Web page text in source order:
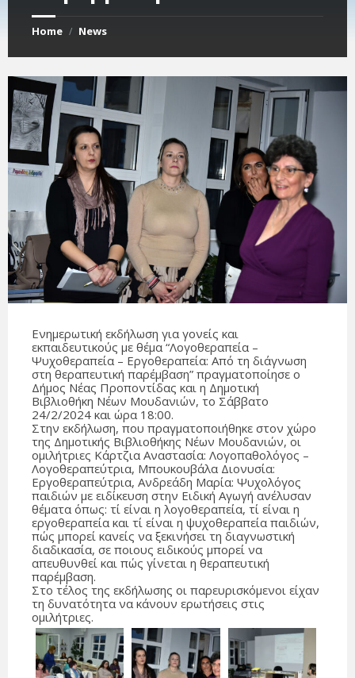
Home / News
Ενημερωτική εκδήλωση για γονείς και
εκπαιδευτικούς με θέμα “Λογοθεραπεία –
Ψυχοθεραπεία – Εργοθεραπεία: Από τη διάγνωση
στη θεραπευτική παρέμβαση” πραγματοποίησε ο
Δήμος Νέας Προποντίδας και η Δημοτική
Βιβλιοθήκη Νέων Μουδανιών, το Σάββατο
24/2/2024 και ώρα 18:00.
Στην εκδήλωση, που πραγματοποιήθηκε στον χώρο
της Δημοτικής Βιβλιοθήκης Νέων Μουδανιών, οι
ομιλήτριες Κάρτζια Αναστασία: Λογοπαθολόγος –
Λογοθεραπεύτρια, Μπουκουβάλα Διονυσία:
Εργοθεραπεύτρια, Ανδρεάδη Μαρία: Ψυχολόγος
παιδιών με ειδίκευση στην Ειδική Αγωγή ανέλυσαν
θέματα όπως: τί είναι η λογοθεραπεία, τί είναι η
εργοθεραπεία και τί είναι η ψυχοθεραπεία παιδιών,
πώς μπορεί κανείς να ξεκινήσει τη διαγνωστική
διαδικασία, σε ποιους ειδικούς μπορεί να
απευθυνθεί και πώς γίνεται η θεραπευτική
παρέμβαση.
Στο τέλος της εκδήλωσης οι παρευρισκόμενοι είχαν
τη δυνατότητα να κάνουν ερωτήσεις στις
ομιλήτριες.